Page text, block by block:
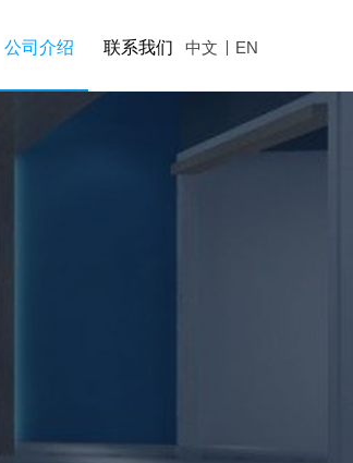
公司介绍 联系我们 中文 EN